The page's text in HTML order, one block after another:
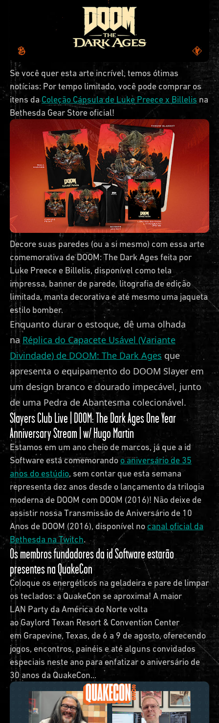
Se você quer esta arte incrível, temos ótimas
notícias: Por tempo limitado, você pode comprar os
itens daColeção Cápsula de Luke Preece x Billelis na
Bethesda Gear Store oficial!
Decore suas paredes (ou a si mesmo) com essa arte
comemorativa de DOOM: The Dark Ages feita por
Luke Preece e Billelis, disponível como tela
impressa, banner de parede, litografia de edição
limitada, manta decorativa e até mesmo uma jaqueta
estilo bomber.
Enquanto durar o estoque, dê uma olhada
na Réplica do Capacete Usável (Variante
Divindade) de DOOM: The Dark Ages que
apresenta o equipamento do DOOM Slayer em
um design branco e dourado impecável, junto
de uma Pedra de Abantesma colecionável.
Slayers Club Live | DOOM: The Dark Ages One Year
Anniversary Stream | w/ Hugo Martin
Estamos em um ano cheio de marcos, já que a id
Software está comemorando o aniversário de 35
anos do estúdio, sem contar que esta semana
representa dez anos desde o lançamento da trilogia
moderna de DOOM com DOOM (2016)! Não deixe de
assistir nossa Transmissão de Aniversário de 10
Anos de DOOM (2016), disponível no canal oficial da
Bethesda na Twitch.
Os membros fundadores da id Software estarão
presentes na QuakeCon
Coloque os energéticos na geladeira e pare de limpar
os teclados: a QuakeCon se aproxima! A maior
LAN Party da América do Norte volta
ao Gaylord Texan Resort & Convention Center
em Grapevine, Texas, de 6 a 9 de agosto, oferecendo
jogos, encontros, painéis e até alguns convidados
especiais neste ano para enfatizar o aniversário de
30 anos da QuakeCon...